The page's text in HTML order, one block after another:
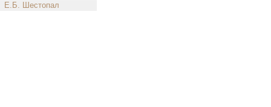
Е.Б. Шестопал